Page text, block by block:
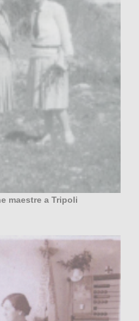
maestre a Tripoli